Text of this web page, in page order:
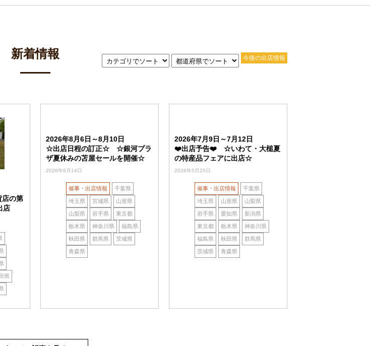
新着情報 今後の出店情報
の第
店
県
2026年8月6日～8月10日
☆出店日程の訂正☆ ☆銀河プラ
ザ夏休みの苫屋セールを開催☆
2026年6月14日
催事・出店情報 千葉県
埼玉県 宮城県 山形県
山梨県 岩手県 東京都
栃木県 神奈川県 福島県
秋田県 群馬県 茨城県
青森県
2026年7月9日～7月12日
❤️出店予告❤️ ☆いわて・大槌夏
の特産品フェアに出店☆
2026年5月25日
催事・出店情報 千葉県
埼玉県 山形県 山梨県
岩手県 愛知県 新潟県
東京都 栃木県 神奈川県
福島県 秋田県 群馬県
茨城県 青森県